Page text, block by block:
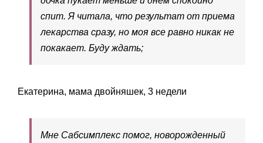
спит. Я читала, что результат от приема
лекарства сразу, но моя все равно никак не
покакает. Буду ждать;
Екатерина, мама двойняшек, 3 недели
Мне Сабсимплекс помог, новорожденный